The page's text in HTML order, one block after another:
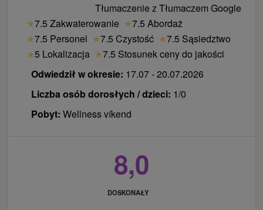
Tłumaczenie z Tłumaczem Google
★7.5 Zakwaterowanie ★7.5 Abordaż
★7.5 Personel ★7.5 Czystość ★7.5 Sąsiedztwo
★5 Lokalizacja ★7.5 Stosunek ceny do jakości
Odwiedził w okresie: 17.07 - 20.07.2026
Liczba osób dorosłych / dzieci: 1/0
Pobyt: Wellness víkend
8,0
DOSKONAŁY